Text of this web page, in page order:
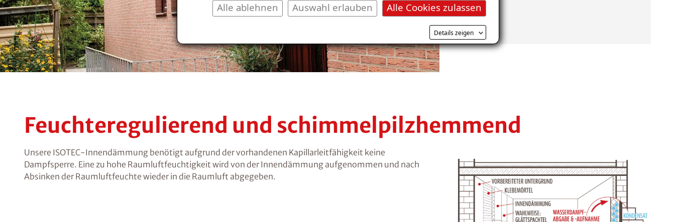
Alle Cookies zulassen
Auswahl erlauben
Alle ablehnen
Details zeigen
Mehr erfahren
Feuchteregulierend und schimmelpilzhemmend
Unsere ISOTEC-Innendämmung benötigt aufgrund der vorhandenen Kapillarleitfähigkeit keine
Dampfsperre. Eine zu hohe Raumluftfeuchtigkeit wird von der Innendämmung aufgenommen und nach
Absinken der Raumluftfeuchte wieder in die Raumluft abgegeben.